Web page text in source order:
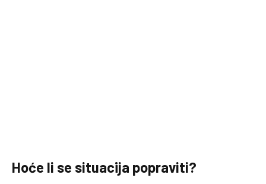
Hoće li se situacija popraviti?